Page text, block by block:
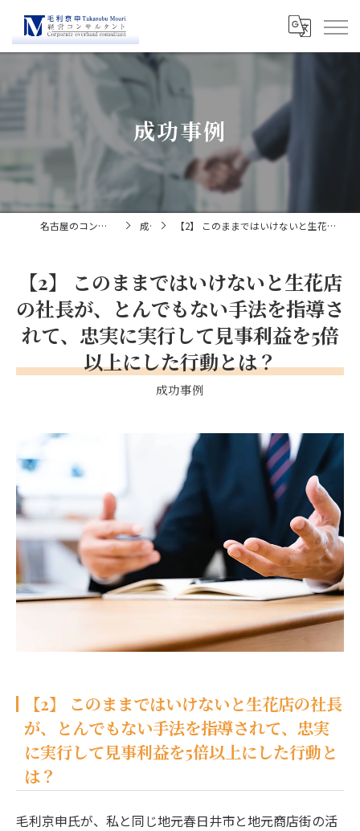
成功事例
名古屋のコンサルティングなら経営コンサルタント毛利京申 成功事例 【2】 このままではいけないと生花店の社長が、とんでもない手法を指導されて、忠実に実行して見事利益を5倍以上にした行動とは？
成功事例
【2】 このままではいけないと生花店
の社長が、とんでもない手法を指導さ
れて、忠実に実行して見事利益を5倍
以上にした行動とは？
【2】 このままではいけないと生花店の社長
が、とんでもない手法を指導されて、忠実
に実行して見事利益を5倍以上にした行動と
は？
毛利京申氏が、私と同じ地元春日井市と地元商店街の活